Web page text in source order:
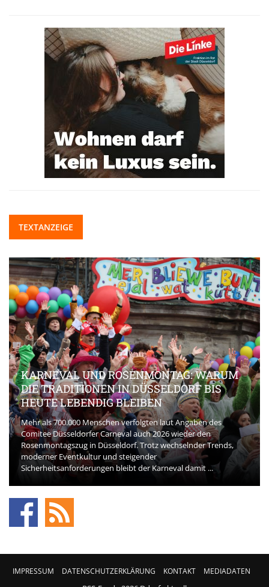
TEXTANZEIGE
KARNEVAL UND ROSENMONTAG: WARUM
DIE TRADITIONEN IN DÜSSELDORF BIS
HEUTE LEBENDIG BLEIBEN
Mehr als 700.000 Menschen verfolgten laut Angaben des
Comitee Düsseldorfer Carneval auch 2026 wieder den
Rosenmontagszug in Düsseldorf. Trotz wechselnder Trends,
moderner Eventkultur und steigender
Sicherheitsanforderungen bleibt der Karneval damit ...
IMPRESSUM DATENSCHUTZERKLÄRUNG KONTAKT MEDIADATEN